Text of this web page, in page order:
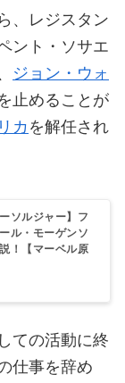
、レジスタン
ント・ソサエ
ジョン・ウォ
止めることが
カ を解任され
ソルジャー】フ
ル・モーゲンソ
！【マーベル原
ての活動に終
仕事を辞め